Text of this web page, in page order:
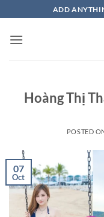
to
content
ADD
Hoàng Thị
POSTED
07
Oct